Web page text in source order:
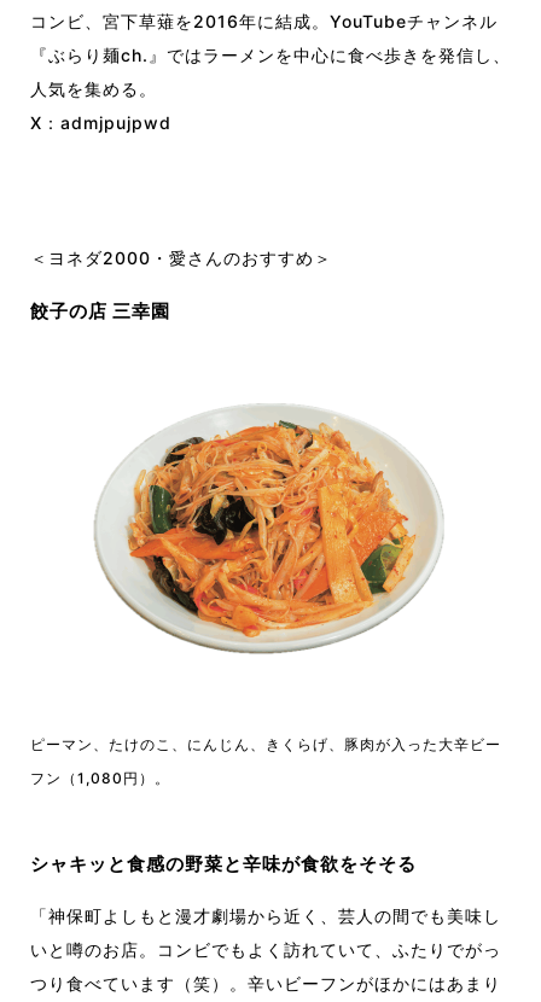
コンビ、宮下草薙を2016年に結成。YouTubeチャンネル
『ぶらり麺ch.』ではラーメンを中心に食べ歩きを発信し、
人気を集める。
X： admjpujpwd
＜ヨネダ2000・愛さんのおすすめ＞
餃子の店 三幸園
ピーマン、たけのこ、にんじん、きくらげ、豚肉が入った大辛ビー
フン（1,080円）。
シャキッと食感の野菜と辛味が食欲をそそる
「神保町よしもと漫才劇場から近く、芸人の間でも美味し
いと噂のお店。コンビでもよく訪れていて、ふたりでがっ
つり食べています（笑）。辛いビーフンがほかにはあまり